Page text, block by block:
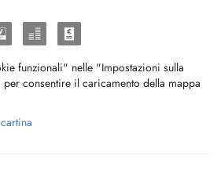
funzionali" nelle "Impostazioni sulla
consentire il caricamento della mappa